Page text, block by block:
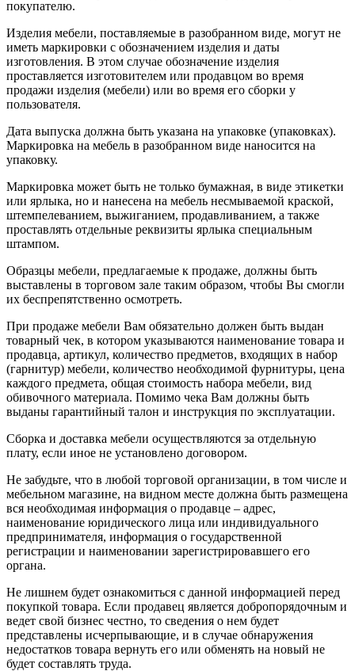
покупателю.
Изделия мебели, поставляемые в разобранном виде, могут не
иметь маркировки с обозначением изделия и даты
изготовления. В этом случае обозначение изделия
проставляется изготовителем или продавцом во время
продажи изделия (мебели) или во время его сборки у
пользователя.
Дата выпуска должна быть указана на упаковке (упаковках).
Маркировка на мебель в разобранном виде наносится на
упаковку.
Маркировка может быть не только бумажная, в виде этикетки
или ярлыка, но и нанесена на мебель несмываемой краской,
штемпелеванием, выжиганием, продавливанием, а также
проставлять отдельные реквизиты ярлыка специальным
штампом.
Образцы мебели, предлагаемые к продаже, должны быть
выставлены в торговом зале таким образом, чтобы Вы смогли
их беспрепятственно осмотреть.
При продаже мебели Вам обязательно должен быть выдан
товарный чек, в котором указываются наименование товара и
продавца, артикул, количество предметов, входящих в набор
(гарнитур) мебели, количество необходимой фурнитуры, цена
каждого предмета, общая стоимость набора мебели, вид
обивочного материала. Помимо чека Вам должны быть
выданы гарантийный талон и инструкция по эксплуатации.
Сборка и доставка мебели осуществляются за отдельную
плату, если иное не установлено договором.
Не забудьте, что в любой торговой организации, в том числе и
мебельном магазине, на видном месте должна быть размещена
вся необходимая информация о продавце – адрес,
наименование юридического лица или индивидуального
предпринимателя, информация о государственной
регистрации и наименовании зарегистрировавшего его
органа.
Не лишнем будет ознакомиться с данной информацией перед
покупкой товара. Если продавец является добропорядочным и
ведет свой бизнес честно, то сведения о нем будет
представлены исчерпывающие, и в случае обнаружения
недостатков товара вернуть его или обменять на новый не
будет составлять труда.